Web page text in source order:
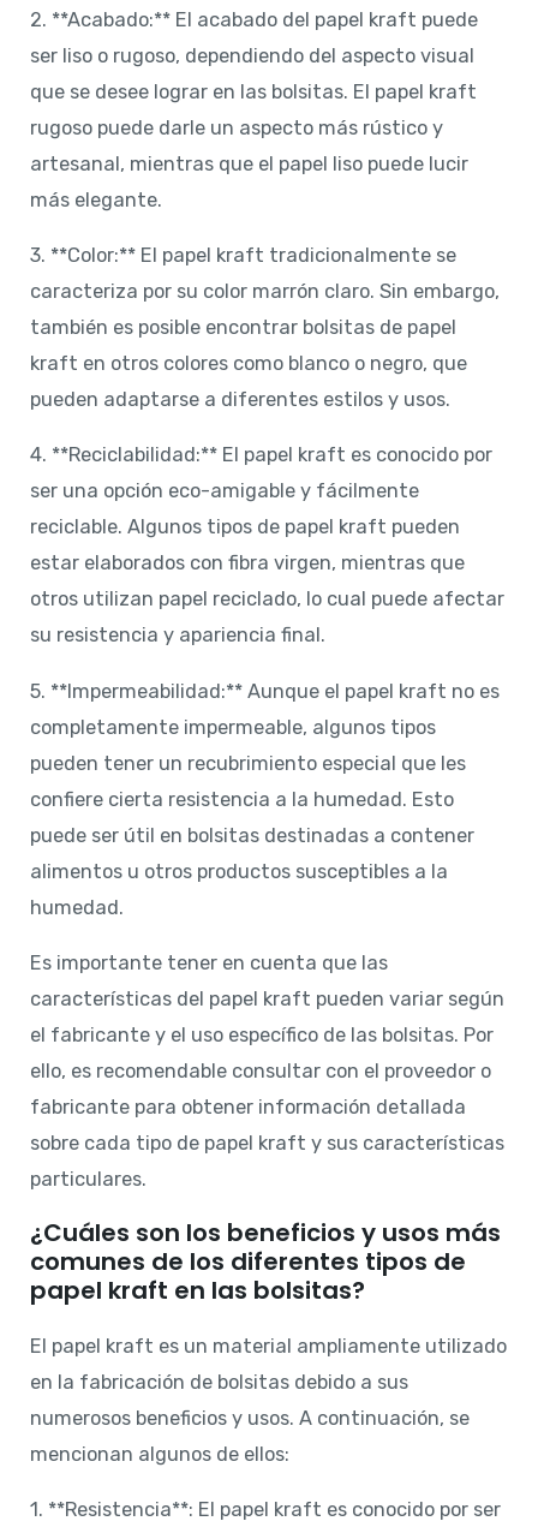
2. **Acabado:** El acabado del papel kraft puede
ser liso o rugoso, dependiendo del aspecto visual
que se desee lograr en las bolsitas. El papel kraft
rugoso puede darle un aspecto más rústico y
artesanal, mientras que el papel liso puede lucir
más elegante.
3. **Color:** El papel kraft tradicionalmente se
caracteriza por su color marrón claro. Sin embargo,
también es posible encontrar bolsitas de papel
kraft en otros colores como blanco o negro, que
pueden adaptarse a diferentes estilos y usos.
4. **Reciclabilidad:** El papel kraft es conocido por
ser una opción eco-amigable y fácilmente
reciclable. Algunos tipos de papel kraft pueden
estar elaborados con fibra virgen, mientras que
otros utilizan papel reciclado, lo cual puede afectar
su resistencia y apariencia final.
5. **Impermeabilidad:** Aunque el papel kraft no es
completamente impermeable, algunos tipos
pueden tener un recubrimiento especial que les
confiere cierta resistencia a la humedad. Esto
puede ser útil en bolsitas destinadas a contener
alimentos u otros productos susceptibles a la
humedad.
Es importante tener en cuenta que las
características del papel kraft pueden variar según
el fabricante y el uso específico de las bolsitas. Por
ello, es recomendable consultar con el proveedor o
fabricante para obtener información detallada
sobre cada tipo de papel kraft y sus características
particulares.
¿Cuáles son los beneficios y usos más
comunes de los diferentes tipos de
papel kraft en las bolsitas?
El papel kraft es un material ampliamente utilizado
en la fabricación de bolsitas debido a sus
numerosos beneficios y usos. A continuación, se
mencionan algunos de ellos:
1. **Resistencia**: El papel kraft es conocido por ser